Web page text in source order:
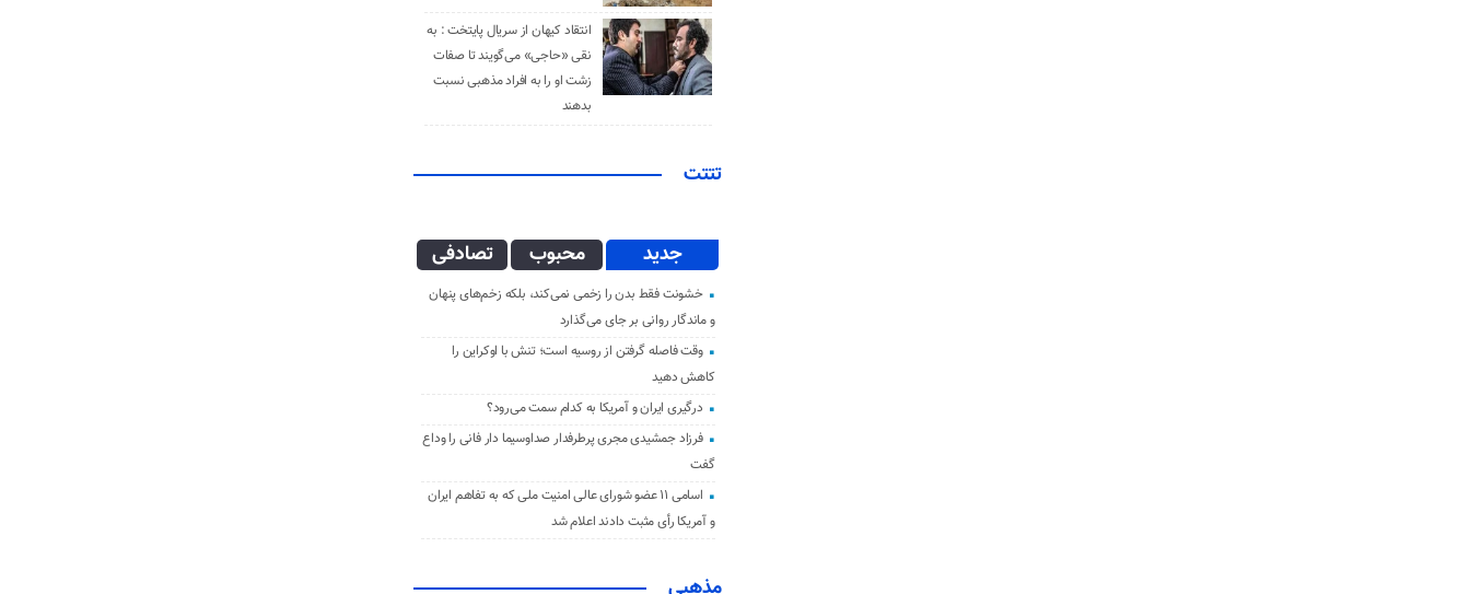
انتقاد کیهان از سریال پایتخت : به
نقی «حاجی» می‌گویند تا صفات
زشت او را به افراد مذهبی نسبت
بدهند
تتتت
جدید محبوب تصادفی
خشونت فقط بدن را زخمی نمی‌کند، بلکه زخم‌های پنهان
و ماندگار روانی بر جای می‌گذارد
وقت فاصله گرفتن از روسیه است؛ تنش با اوکراین را
کاهش دهید
درگیری ایران و آمریکا به کدام سمت می‌رود؟
فرزاد جمشیدی مجری پرطرفدار صداوسیما دار فانی را وداع
گفت
اسامی ۱۱ عضو شورای عالی امنیت ملی که به تفاهم ایران
و آمریکا رأی مثبت دادند اعلام شد
مذهبی